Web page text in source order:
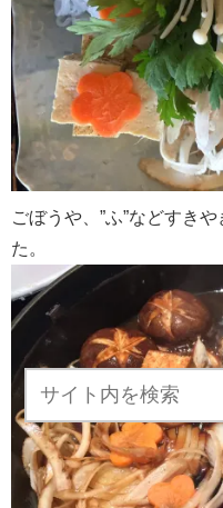
ごぼうや、”ふ”などすき
た。